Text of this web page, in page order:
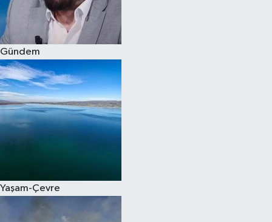
Gündem
Yaşam-Çevre
Spor
Burç Yorumları
Çocuk
Eğitim
Kim kimdir?